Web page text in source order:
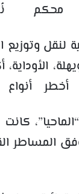
محكم
لنقل
أنواع
من حجز نحو 100
المساطر